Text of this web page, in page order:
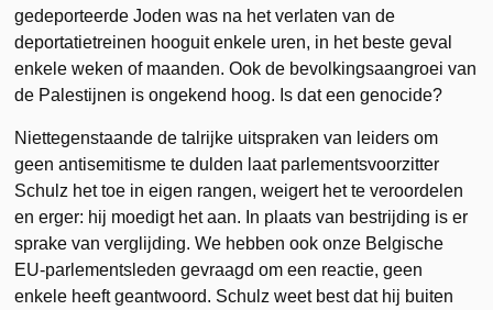
gedeporteerde Joden was na het verlaten van de
deportatietreinen hooguit enkele uren, in het beste geval
enkele weken of maanden. Ook de bevolkingsaangroei van
de Palestijnen is ongekend hoog. Is dat een genocide?
Niettegenstaande de talrijke uitspraken van leiders om
geen antisemitisme te dulden laat parlementsvoorzitter
Schulz het toe in eigen rangen, weigert het te veroordelen
en erger: hij moedigt het aan. In plaats van bestrijding is er
sprake van verglijding. We hebben ook onze Belgische
EU-parlementsleden gevraagd om een reactie, geen
enkele heeft geantwoord. Schulz weet best dat hij buiten